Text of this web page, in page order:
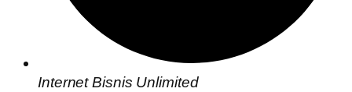
Internet Bisnis Unlimited